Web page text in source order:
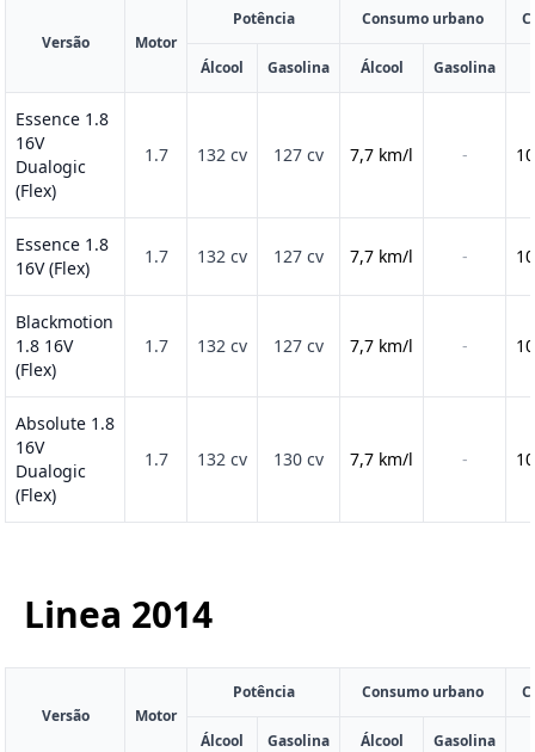
Versão Motor
Potência Consumo urbano
Álcool Gasolina Álcool Gasolina
Essence 1.8
16V
Dualogic
(Flex)
1.7 132 cv 127 cv 7,7 km/l -
Essence 1.8
16V (Flex)
1.7 132 cv 127 cv 7,7 km/l -
Blackmotion
1.8 16V
(Flex)
1.7 132 cv 127 cv 7,7 km/l -
Absolute 1.8
16V
Dualogic
(Flex)
1.7 132 cv 130 cv 7,7 km/l -
Linea 2014
Versão Motor
Potência Consumo urbano
Álcool Gasolina Álcool Gasolina